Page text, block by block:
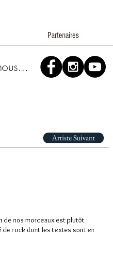
Partenaires
Artiste Suivant
de nos morceaux est plutôt
de rock dont les textes sont en